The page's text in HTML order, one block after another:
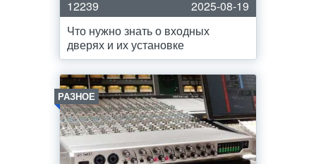
12239
2025-08-19
Что нужно знать о входных
дверях и их установке
РАЗНОЕ